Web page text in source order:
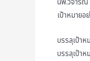
นพ.วิจารณ์
เป้าหมาย
บรรลุเป้าห
บรรลุเป้า